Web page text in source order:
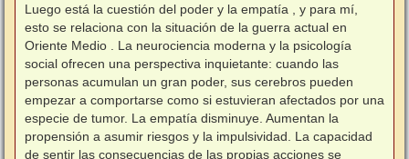
Luego está la cuestión del poder y la empatía , y para mí,
esto se relaciona con la situación de la guerra actual en
Oriente Medio . La neurociencia moderna y la psicología
social ofrecen una perspectiva inquietante: cuando las
personas acumulan un gran poder, sus cerebros pueden
empezar a comportarse como si estuvieran afectados por una
especie de tumor. La empatía disminuye. Aumentan la
propensión a asumir riesgos y la impulsividad. La capacidad
de sentir las consecuencias de las propias acciones se